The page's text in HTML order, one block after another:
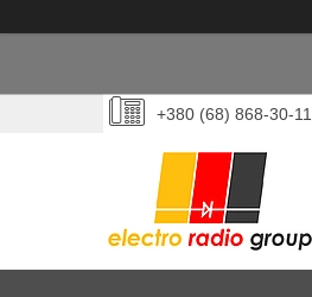
+380 (68) 868-30-11